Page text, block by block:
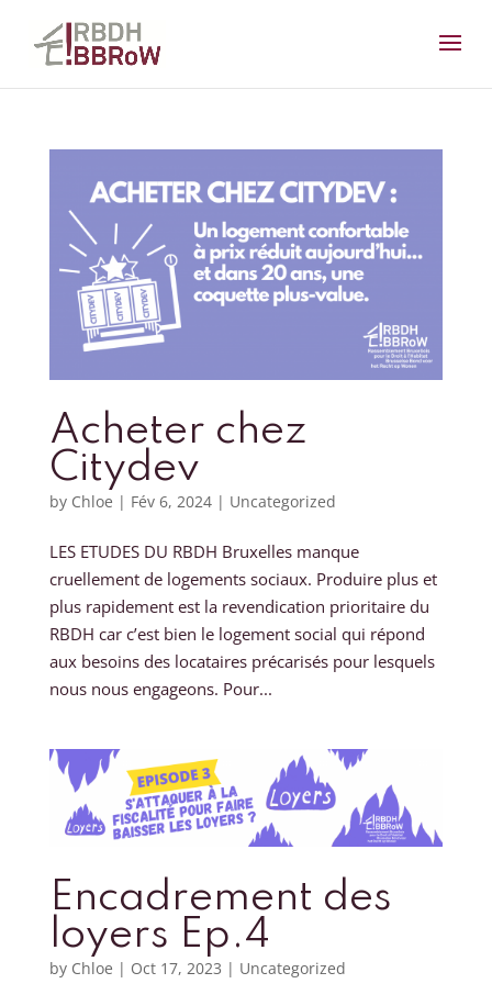
Acheter chez
Citydev
by Chloe | Fév 6, 2024| Uncategorized
LES ETUDES DU RBDH Bruxelles manque
cruellement de logements sociaux. Produire plus et
plus rapidement est la revendication prioritaire du
RBDH car c’est bien le logement social qui répond
aux besoins des locataires précarisés pour lesquels
nous nous engageons. Pour...
Encadrement des
loyers Ep.4
by Chloe | Oct 17, 2023 | Uncategorized